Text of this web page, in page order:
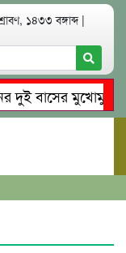
১৪৩৩ বঙ্গাব্দ |
বাসের মুখোমুখি
মাদকাসক্ত রিমালকে